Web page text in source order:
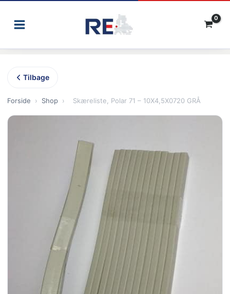
Tilbage
Forside › Shop › Skæreliste, Polar 71 – 10X4,5X0720 GRÅ